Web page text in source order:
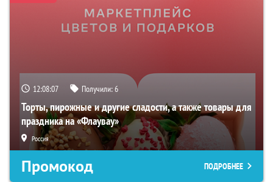
12:08:06 Получили:6
Торты, пирожные и другие сладости, а также товары для
праздника на «Флаувау»
Россия
Промокод ПОДРОБНЕЕ